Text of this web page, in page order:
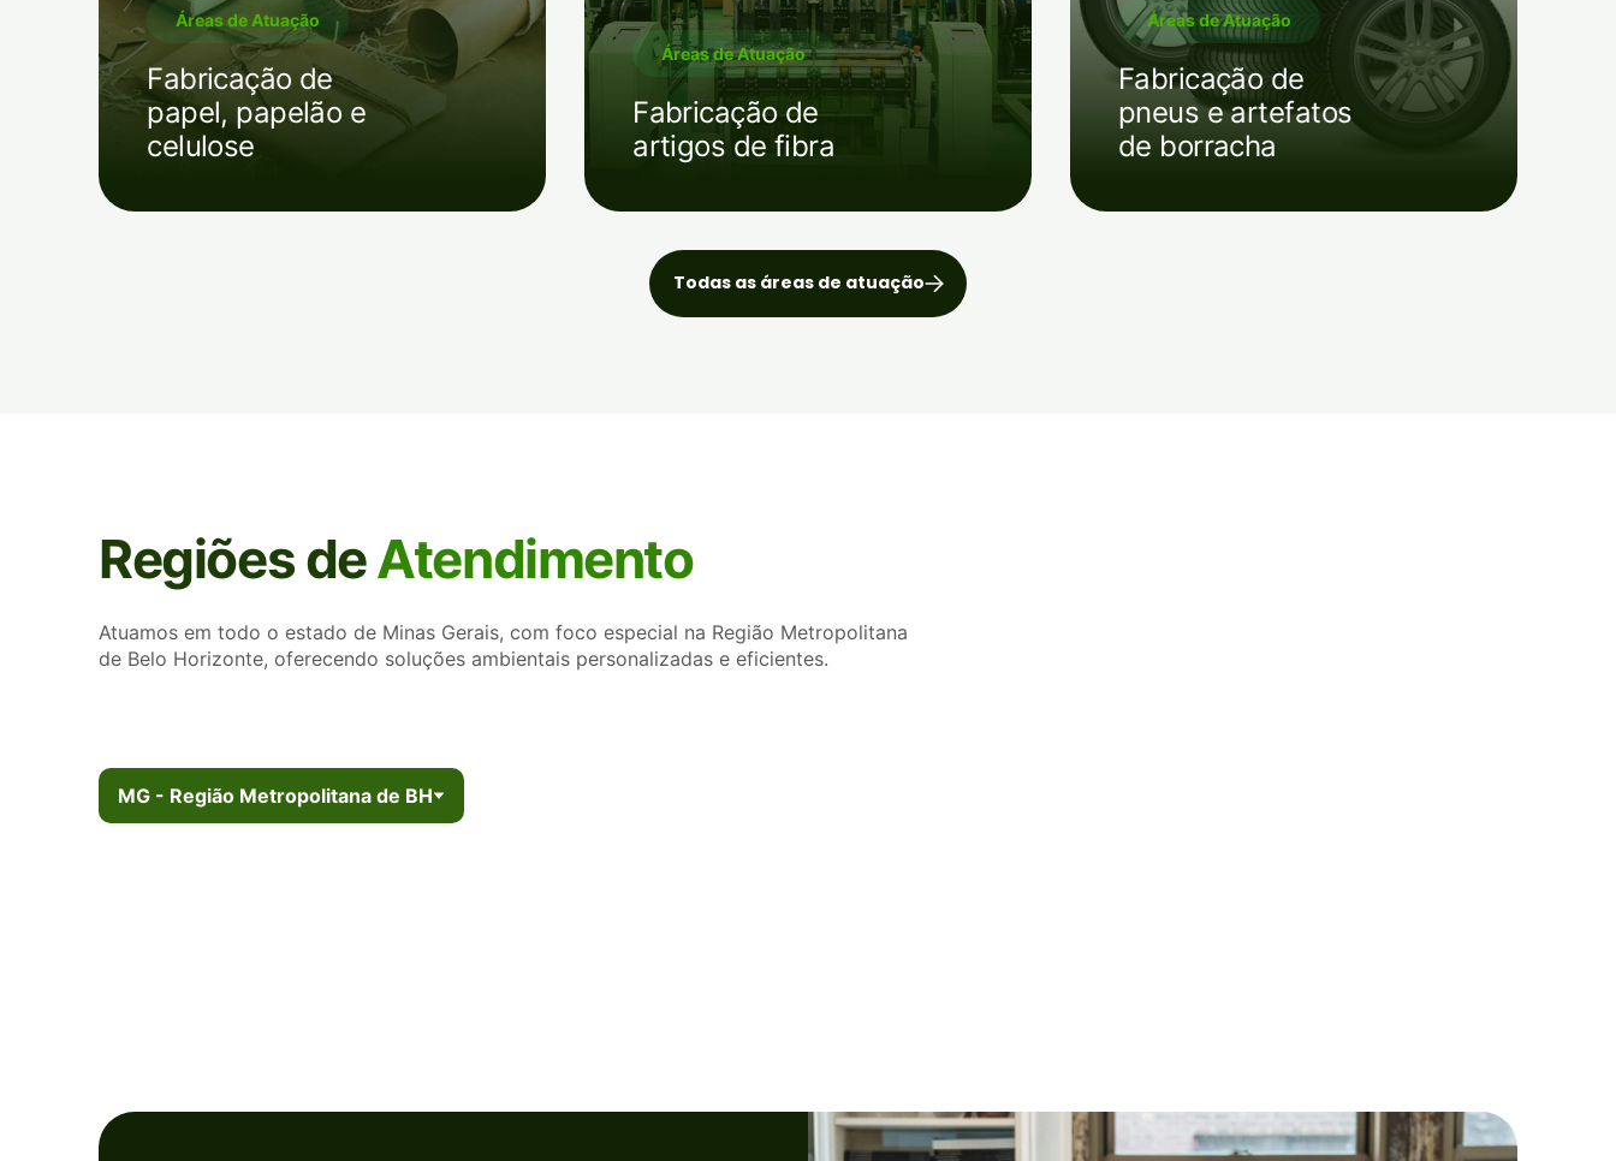
Áreas de Atuação
Fabricação de
papel, papelão e
celulose
Áreas de Atuação
Fabricação de
artigos de fibra
Áreas de Atuação
Fabricação de
pneus e artefatos
de borracha
Todas as áreas de atuação
Regiões deAtendimento
Atuamos em todo o estado de Minas Gerais, com foco especial na Região Metropolitana
de Belo Horizonte, oferecendo soluções ambientais personalizadas e eficientes.
MG - Região Metropolitana de BH